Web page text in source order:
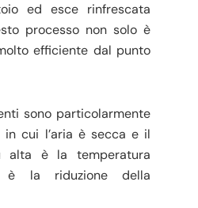
ed esce rinfrescata
processo non solo è
efficiente dal punto
sono particolarmente
cui l’aria è secca e il
alta è la temperatura
è la riduzione della